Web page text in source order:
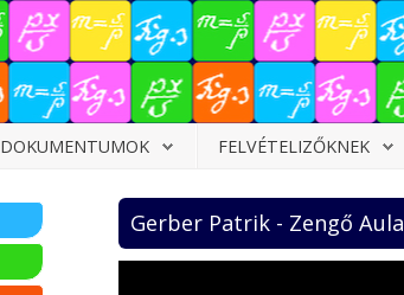
DOKUMENTUMOK FELVÉTELIZŐKNEK
Gerber Patrik - Zengő Aula